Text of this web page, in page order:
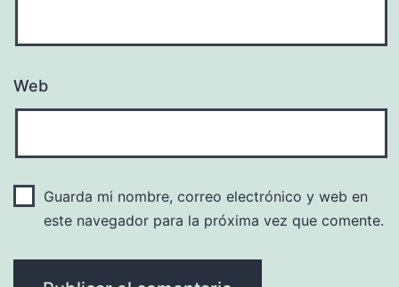
Web
Guarda mi nombre, correo electrónico y web en
este navegador para la próxima vez que comente.